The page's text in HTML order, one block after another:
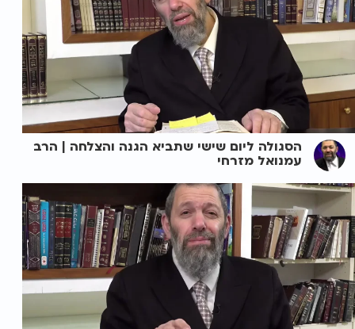
הסגולה ליום שישי שתביא הגנה והצלחה | הרב
עמנואל מזרחי